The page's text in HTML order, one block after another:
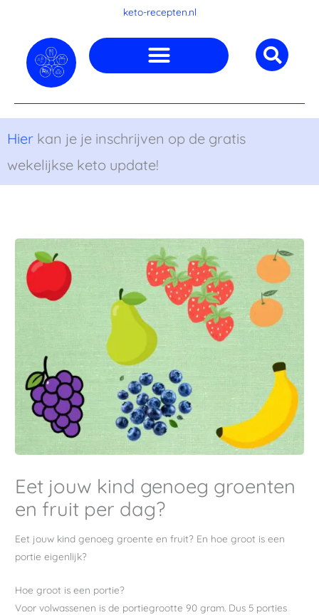
inhoud
keto-recepten.nl
Hier kan je je inschrijven op de gratis
wekelijkse keto update!
Eet jouw kind genoeg groenten
en fruit per dag?
Eet jouw kind genoeg groente en fruit? En hoe groot is een
portie eigenlijk?
Hoe groot is een portie?
Voor volwassenen is de portiegrootte 90 gram. Dus 5 porties